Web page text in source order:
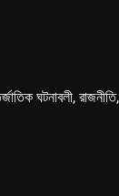
ঘটনাবলী, রাজনীতি,